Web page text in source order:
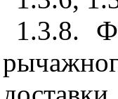
1.3.8.